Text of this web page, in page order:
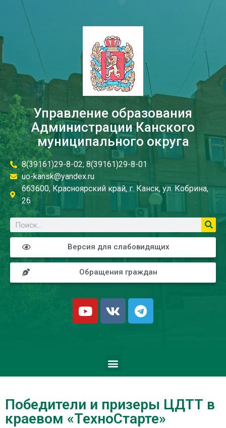
Управление образования
Администрации Канского
муниципального округа
8(39161)29-8-02; 8(39161)29-8-01
uo-kansk@yandex.ru
663600, Красноярский край, г. Канск, ул. Кобрина,
26
Версия для слабовидящих
Обращения граждан
Победители и призеры ЦДТТ в
краевом «ТехноСтарте»